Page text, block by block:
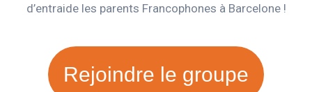
d’entraide les parents Francophones à Barcelone !
Rejoindre le groupe